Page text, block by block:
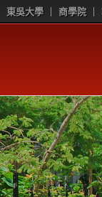
東吳大學 商學院